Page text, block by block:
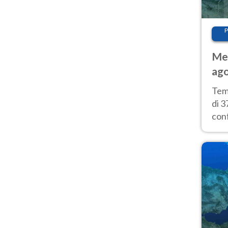
di